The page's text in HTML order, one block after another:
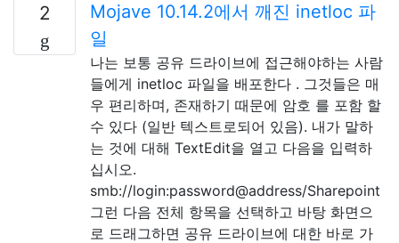
2
Mojave 10.14.2에서 깨진 inetloc 파
일
나는 보통 공유 드라이브에 접근해야하는 사람
들에게 inetloc 파일을 배포한다 . 그것들은 매
우 편리하며, 존재하기 때문에 암호 를 포함 할
수 있다 (일반 텍스트로되어 있음). 내가 말하
는 것에 대해 TextEdit을 열고 다음을 입력하
십시오.
smb://login:password@address/Sharepoint
그런 다음 전체 항목을 선택하고 바탕 화면으
로 드래그하면 공유 드라이브에 대한 바로 가